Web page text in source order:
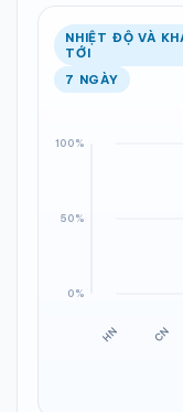
NHIỆT ĐỘ VÀ
TỚI
7 NGÀY